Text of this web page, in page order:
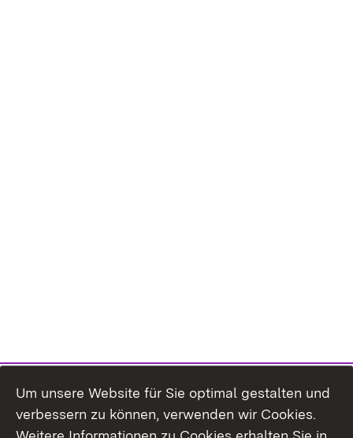
Themenübersicht
Um unsere Website für Sie optimal gestalten und
verbessern zu können, verwenden wir Cookies.